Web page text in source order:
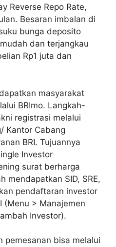
Reverse Repo Rate,
Besaran imbalan di
bunga deposito
dan terjangkau
Rp1 juta dan
masyarakat
BRImo. Langkah-
registrasi melalui
Kantor Cabang
BRI. Tujuannya
Investor
surat berharga
mendapatkan SID, SRE,
pendaftaran investor
(Menu > Manajemen
Investor).
pemesanan bisa melalui